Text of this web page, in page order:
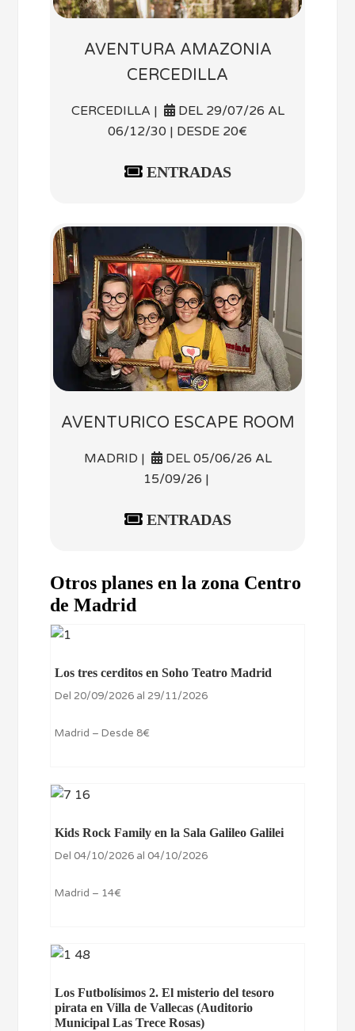
AVENTURA AMAZONIA
CERCEDILLA
CERCEDILLA |
DEL 29/07/26 AL
06/12/30 | DESDE 20€
ENTRADAS
AVENTURICO ESCAPE ROOM
MADRID |
DEL 05/06/26 AL
15/09/26 |
ENTRADAS
Otros planes en la zona Centro
de Madrid
Los tres cerditos en Soho Teatro Madrid
Del 20/09/2026 al 29/11/2026
Madrid – Desde 8€
Kids Rock Family en la Sala Galileo Galilei
Del 04/10/2026 al 04/10/2026
Madrid – 14€
Los Futbolísimos 2. El misterio del tesoro
pirata en Villa de Vallecas (Auditorio
Municipal Las Trece Rosas)